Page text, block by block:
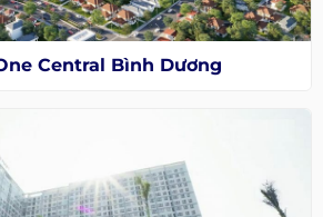
Central Bình Dương